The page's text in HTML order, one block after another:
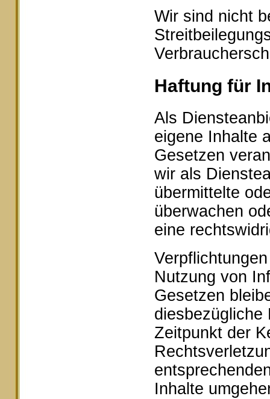
Wir sind nicht
Haftung für
Als
eigene Inhalte
Gesetzen
wir als
übermittelte
überwachen
eine
Nutzung von
Gesetzen
diesbezügliche
Zeitpunkt der
Inhalte